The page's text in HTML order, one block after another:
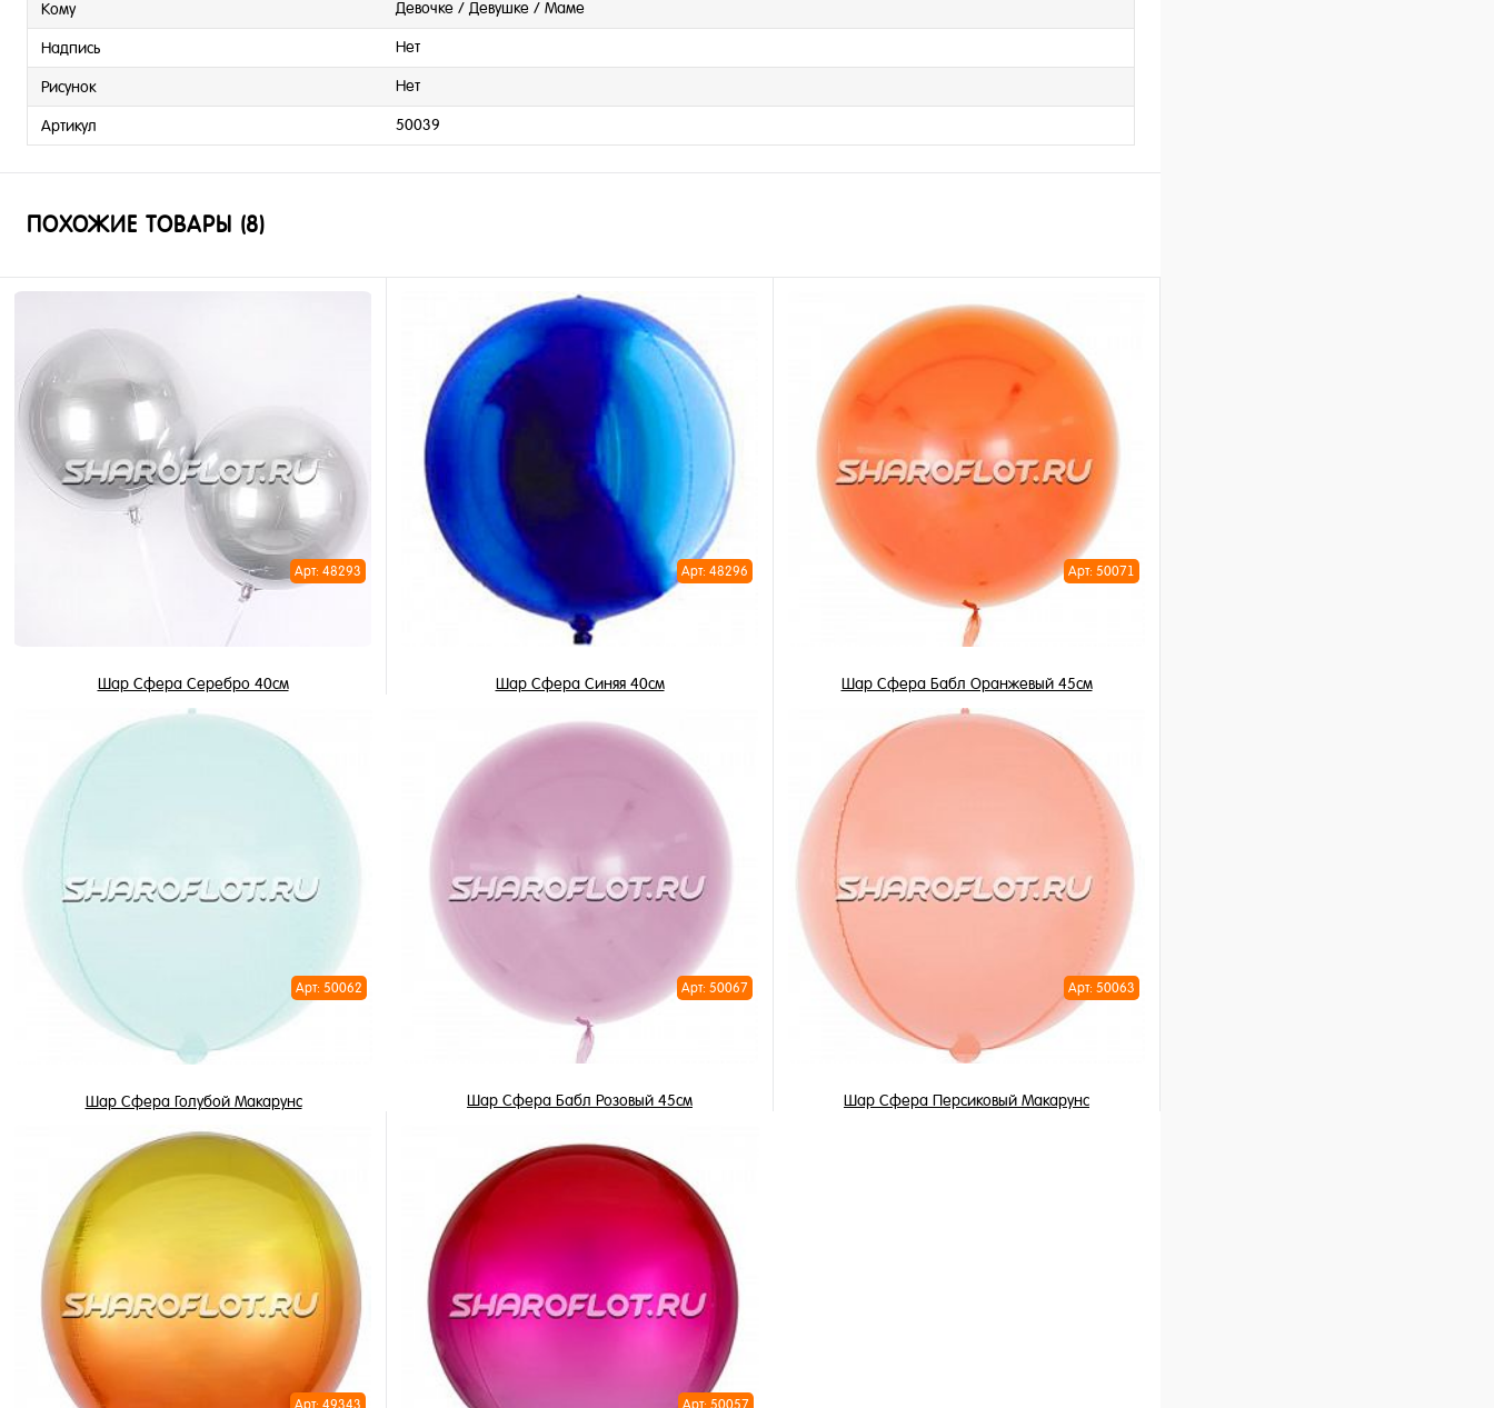
Кому Девочке / Девушке / Маме
Надпись Нет
Рисунок Нет
Артикул 50039
ПОХОЖИЕ ТОВАРЫ (8)
Арт: 48293
Шар Сфера Серебро 40см
В избранное
Арт: 48296
Шар Сфера Синяя 40см
Купить в 1 клик
В избранное
В наличии
Арт: 50071
Шар Сфера Бабл Оранжевый 45см
Купить в 1 клик
В избранное
В наличии
Арт: 50062
Шар Сфера Голубой Макарунс
Купить в 1 клик
В избранное
В наличии
Арт: 50067
Шар Сфера Бабл Розовый 45см
490 ₽ / шт
В корзину
Купить в 1 клик
В избранное
В наличии
Арт: 50063
Шар Сфера Персиковый Макарунс
Арт: 49343 Арт: 50057